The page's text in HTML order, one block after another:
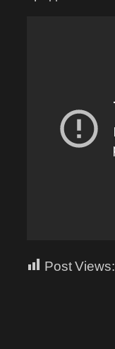
Post Views: